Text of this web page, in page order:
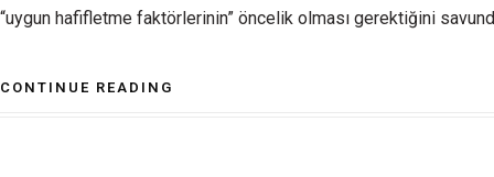
“uygun hafifletme faktörlerinin” öncelik olması gerektiğini
CONTINUE READING